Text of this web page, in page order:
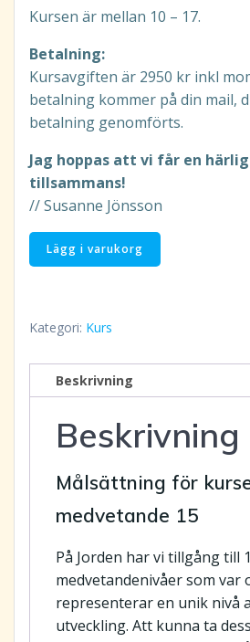
Kursen är mellan 10 – 17.
Betalning:
Kursavgiften är 2950 kr inkl
betalning kommer på din mail,
betalning genomförts.
Jag hoppas att vi får en
tillsammans!
// Susanne Jönsson
Högre
Medvetande
3-
2026
på
plats:
Kursbetalning
Lägg i varukorg
Kategori: Kurs
Beskrivning
Beskrivning
Målsättning för
medvetande 15
På Jorden har vi tillgång till
medvetandenivåer som var
representerar en unik nivå
utveckling. Att kunna ta